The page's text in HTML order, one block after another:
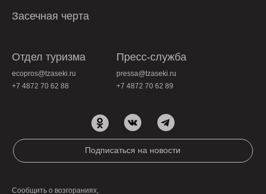
Засечная черта
Сообщить о возгораниях,
+7 4872 70 62 88
ecopros@tzaseki.ru
Отдел туризма Пресс-служба
+7 4872 70 62 89
pressa@tzaseki.ru
Подписаться на новости